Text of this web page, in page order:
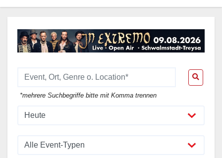
*mehrere Suchbegriffe bitte mit Komma trennen